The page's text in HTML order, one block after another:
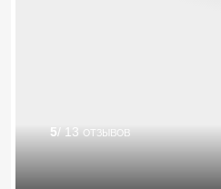
5/ 13 отзывов